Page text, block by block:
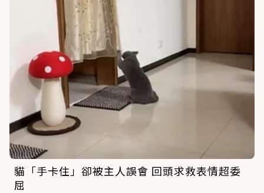
貓「手卡住」卻被主人誤會 回頭求救表情超委
屈